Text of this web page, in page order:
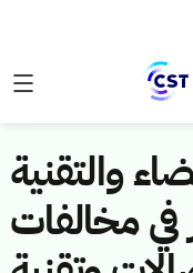
والتقنية
في مخالفات